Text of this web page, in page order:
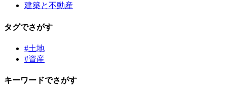
建築と不動産
タグでさがす
#土地
#資産
キーワードでさがす